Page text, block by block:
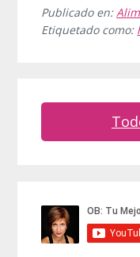
Publicado en:
Etiquetado como:
lateral